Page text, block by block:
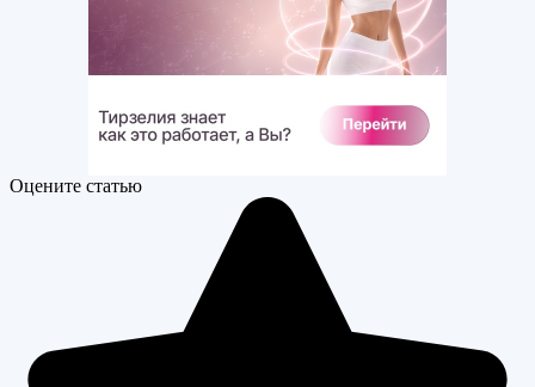
Оцените статью